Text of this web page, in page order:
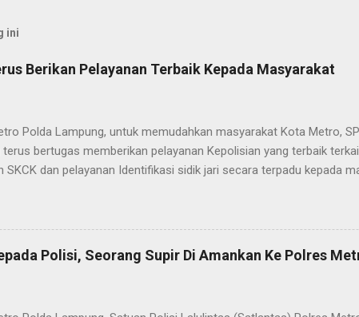
ini
Berikan Pelayanan Terbaik Kepada Masyarakat
Polda Lampung, untuk memudahkan masyarakat Kota Metro,
bertugas memberikan pelayanan Kepolisian yang terbaik
SKCK dan pelayanan Identifikasi sidik jari secara terpadu kepada
telah berusaha memberikan pelayanan terbaik kepada
Nugroho S.IK, M.IK mengatakan “SPKT Polres Metro akan terus
yang terbaik kepada masyarakat yang membutuhkan pelayanan
lainnya.” “SPKT adalah pusat jaringan dari sistem fungsi
Polisi, Seorang Supir Di Amankan Ke Polres